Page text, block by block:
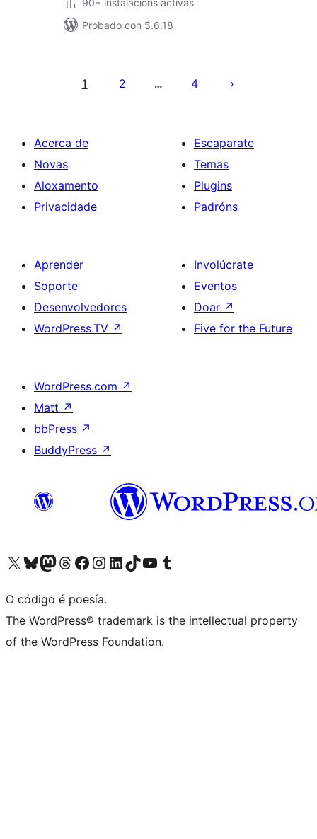
90+ instalacións activas
Probado con 5.6.18
1 2 … 4
Acerca de
Novas
Aloxamento
Privacidade
Escaparate
Temas
Plugins
Padróns
Aprender
Soporte
Desenvolvedores
WordPress.TV ↗
Involúcrate
Eventos
Doar ↗
Five for the Future
WordPress.com ↗
Matt ↗
bbPress ↗
BuddyPress ↗
Visita la cuenta de X (anteriormente Twitter)
Visita a nosa conta de Bluesky
Visita a nosa conta de Mastodon
Visita a nosa conta de Threads
Visita a nosa páxina de Facebook
Visita a nosa conta de Instagram
Visita a nosa conta de LinkedIn
Visita a nosa conta de TikTok
Visita a nosa canle de YouTube
Visita a nosa conta de Tumblr
O código é poesía.
The WordPress® trademark is the intellectual property
of the WordPress Foundation.